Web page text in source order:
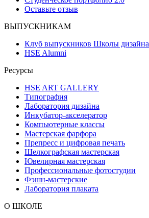
Оставьте отзыв
ВЫПУСКНИКАМ
Клуб выпускников Школы дизайна
HSE Alumni
Ресурсы
HSE ART GALLERY
Типография
Лаборатория дизайна
Инкубатор-акселератор
Компьютерные классы
Мастерская фарфора
Препресс и цифровая печать
Шелкографская мастерская
Ювелирная мастерская
Профессиональные фотостудии
Фэшн-мастерские
Лаборатория плаката
О ШКОЛЕ